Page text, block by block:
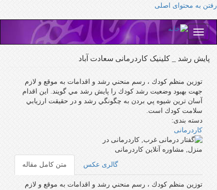
رفتن به محتوای اصلی
Toggle
navigation
پايش رشد _ کلینیک کاردرمانی سعادت آباد
توزين منظم كودك ، رسم منحني رشد و اقدامات به موقع و لازم
جهت بهبود وضعيت رشد كودك را پايش رشد مي گويند. اين اقدام
آسان ترين شيوه پي بردن به چگونگي رشد و در حقيقت ارزيابي
سلامت كودك است.
دسته بندی:
کاردرمانی
متن کامل مقاله گالری عکس
توزين منظم كودك ، رسم منحني رشد و اقدامات به موقع و لازم